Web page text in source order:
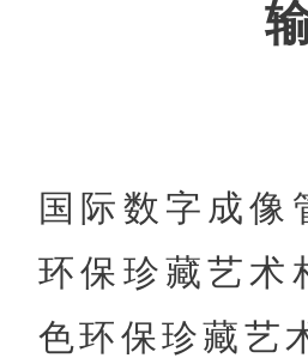
国际数字成像
环保珍藏艺术
色环保珍藏艺